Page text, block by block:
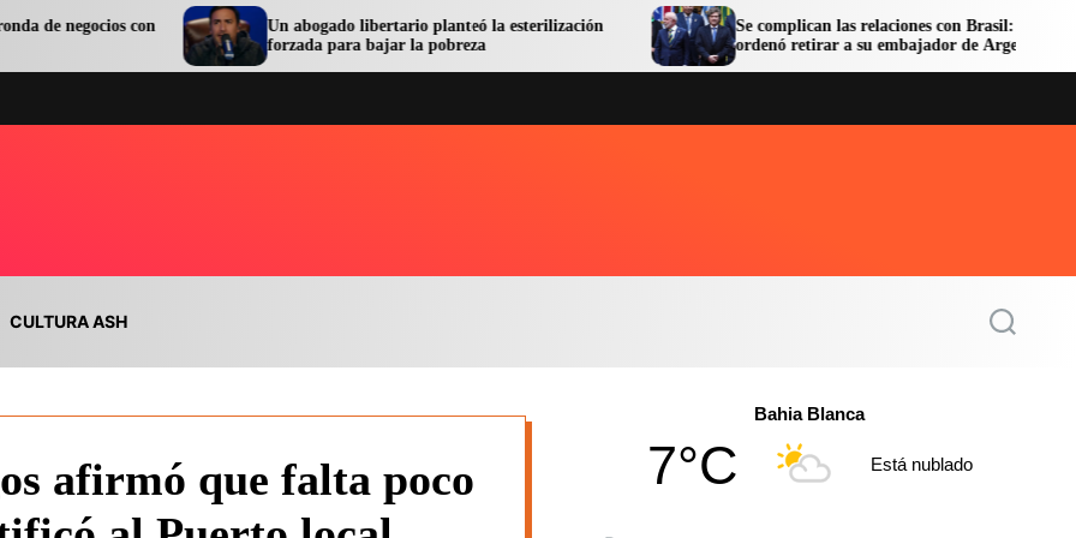
con
Un abogado libertario planteó la esterilización
forzada para bajar la pobreza
Se complican las relaciones con Brasil: Lula
ordenó retirar a su embajador de Argentina
CULTURA ASH
S
afirmó que falta poco
Bahia Blanca
7°C Está nublado